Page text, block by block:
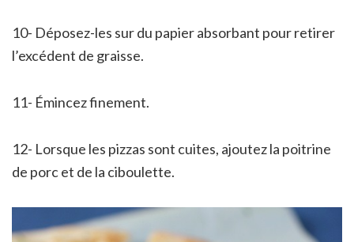
10- Déposez-les sur du papier absorbant pour retirer
l’excédent de graisse.
11- Émincez finement.
12- Lorsque les pizzas sont cuites, ajoutez la poitrine
de porc et de la ciboulette.